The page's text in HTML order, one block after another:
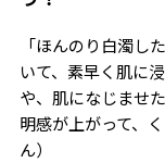
「ほんのり白濁し
いて、素早く肌に
や、肌になじませ
明感が上がって、
ん）